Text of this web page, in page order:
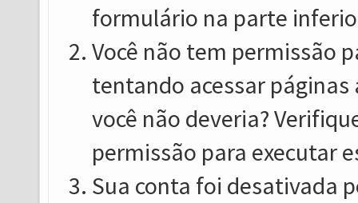
formulário na parte
Você não tem permissão
tentando acessar
você não deveria?
permissão para executar
Sua conta foi desativada